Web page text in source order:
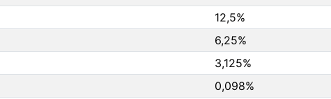
12,5%
6,25%
3,125%
0,098%